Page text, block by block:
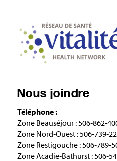
Nous joindre
Téléphone :
Zone Beauséjour :
Zone Nord‑Ouest :
Zone Restigouche :
Zone Acadie‑Bathurst :